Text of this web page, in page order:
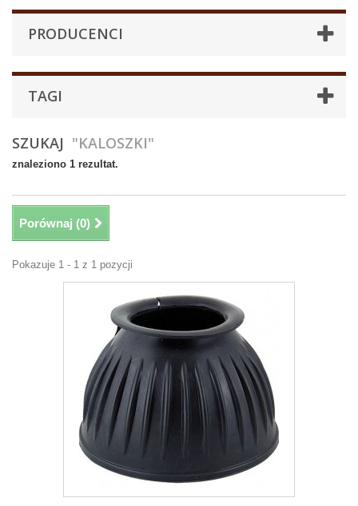
PRODUCENCI
TAGI
SZUKAJ "KALOSZKI"
znaleziono 1 rezultat.
Porównaj (0)
Pokazuje 1 - 1 z 1 pozycji